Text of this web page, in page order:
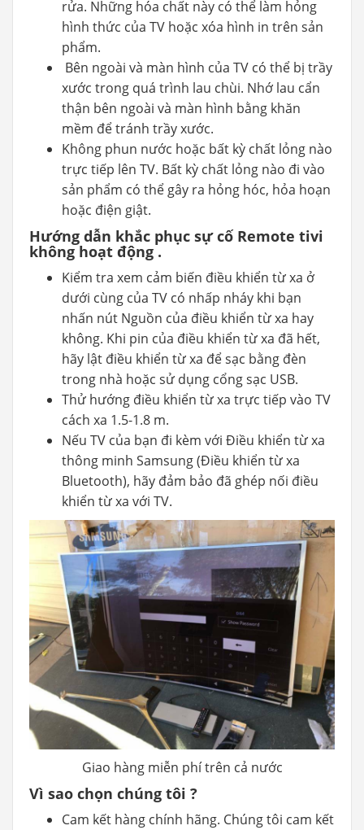
rửa. Những hóa chất này có thể làm hỏng
hình thức của TV hoặc xóa hình in trên sản
phẩm.
Bên ngoài và màn hình của TV có thể bị trầy
xước trong quá trình lau chùi. Nhớ lau cẩn
thận bên ngoài và màn hình bằng khăn
mềm để tránh trầy xước.
Không phun nước hoặc bất kỳ chất lỏng nào
trực tiếp lên TV. Bất kỳ chất lỏng nào đi vào
sản phẩm có thể gây ra hỏng hóc, hỏa hoạn
hoặc điện giật.
Hướng dẫn khắc phục sự cố Remote tivi
không hoạt động .
Kiểm tra xem cảm biến điều khiển từ xa ở
dưới cùng của TV có nhấp nháy khi bạn
nhấn nút Nguồn của điều khiển từ xa hay
không. Khi pin của điều khiển từ xa đã hết,
hãy lật điều khiển từ xa để sạc bằng đèn
trong nhà hoặc sử dụng cổng sạc USB.
Thử hướng điều khiển từ xa trực tiếp vào TV
cách xa 1.5-1.8 m.
Nếu TV của bạn đi kèm với Điều khiển từ xa
thông minh Samsung (Điều khiển từ xa
Bluetooth), hãy đảm bảo đã ghép nối điều
khiển từ xa với TV.
Giao hàng miễn phí trên cả nước
Vì sao chọn chúng tôi ?
Cam kết hàng chính hãng. Chúng tôi cam kết